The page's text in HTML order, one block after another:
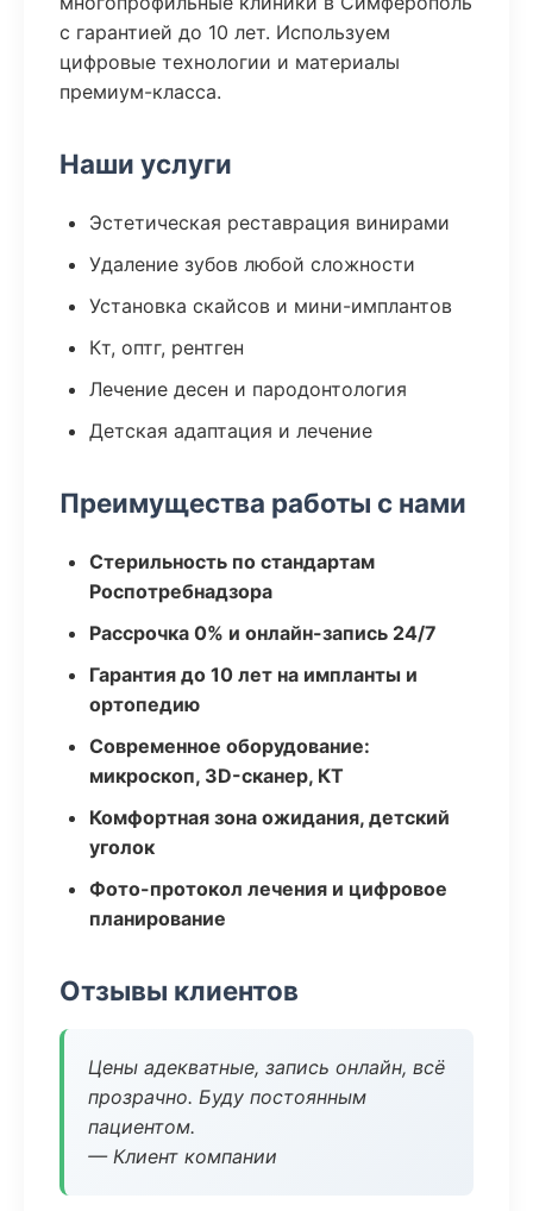
с гарантией до 10 лет. Используем
цифровые технологии и материалы
премиум-класса.
Наши услуги
Эстетическая реставрация винирами
Удаление зубов любой сложности
Установка скайсов и мини-имплантов
Кт, оптг, рентген
Лечение десен и пародонтология
Детская адаптация и лечение
Преимущества работы с нами
Стерильность по стандартам
Роспотребнадзора
Рассрочка 0% и онлайн-запись 24/7
Гарантия до 10 лет на импланты и
ортопедию
Современное оборудование:
микроскоп, 3D-сканер, КТ
Комфортная зона ожидания, детский
уголок
Фото-протокол лечения и цифровое
планирование
Отзывы клиентов
Цены адекватные, запись онлайн, всё
прозрачно. Буду постоянным
пациентом.
— Клиент компании